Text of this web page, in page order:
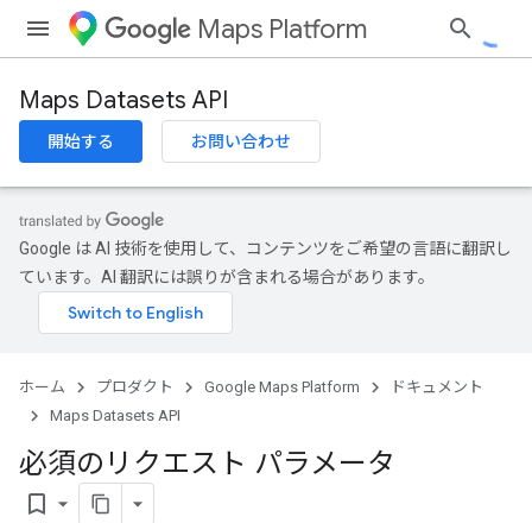
Maps Platform
Maps Datasets API
開始する お問い合わせ
Google は AI 技術を使用して、コンテンツをご希望の言語に翻訳し
ています。AI 翻訳には誤りが含まれる場合があります。
ホーム プロダクト Google Maps Platform
ドキュメント
Maps Datasets API
必須のリクエスト パラメータ
bookmark_border